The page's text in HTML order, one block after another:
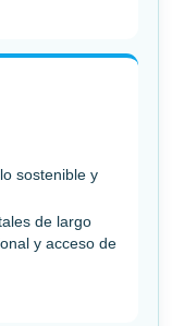
sostenible y
de largo
y acceso de